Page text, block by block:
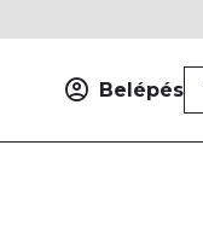
Belépés